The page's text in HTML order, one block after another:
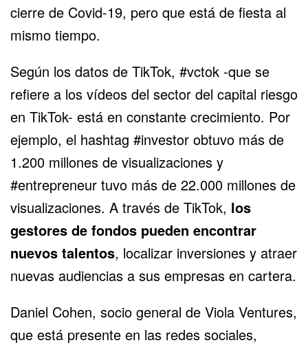
cierre de Covid-19, pero que está de fiesta al
mismo tiempo.
Según los datos de TikTok, #vctok -que se
refiere a los vídeos del sector del capital riesgo
en TikTok- está en constante crecimiento. Por
ejemplo, el hashtag #investor obtuvo más de
1.200 millones de visualizaciones y
#entrepreneur tuvo más de 22.000 millones de
visualizaciones. A través de TikTok, los
gestores de fondos pueden encontrar
nuevos talentos, localizar inversiones y atraer
nuevas audiencias a sus empresas en cartera.
Daniel Cohen, socio general de Viola Ventures,
que está presente en las redes sociales,